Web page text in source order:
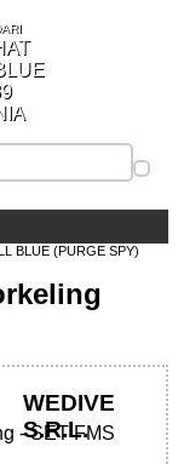
BLUE (PURGE SPY)
WEDIVE
S.R.L.